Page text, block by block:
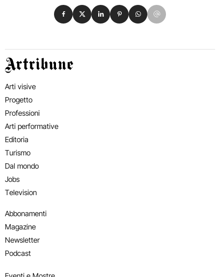
Condividi su Facebook
Condividi su X
Condividi su LinkedIn
Condividi su Pinterest
Condividi su WhatsApp
Condividi su Email
Artribune
Arti visive
Progetto
Professioni
Arti performative
Editoria
Turismo
Dal mondo
Jobs
Television
Abbonamenti
Magazine
Newsletter
Podcast